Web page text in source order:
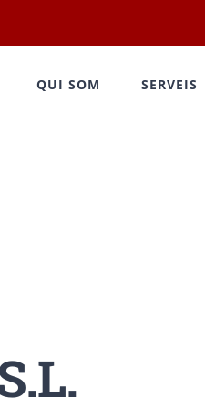
QUI SOM SERVEIS